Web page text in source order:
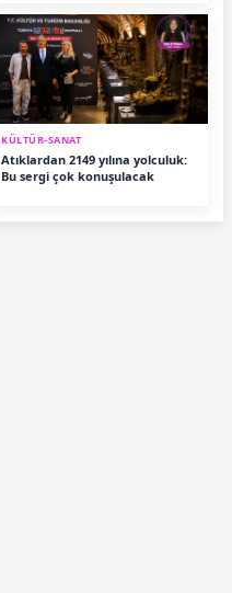
KÜLTÜR-SANAT
Atıklardan 2149 yılına yolculuk:
Bu sergi çok konuşulacak